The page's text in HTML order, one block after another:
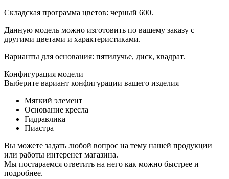
Складская программа цветов: черный 600.
Данную модель можно изготовить по вашему заказу с
другими цветами и характеристиками.
Варианты для основания: пятилучье, диск, квадрат.
Конфигурация модели
Выберите вариант конфигурации вашего изделия
Мягкий элемент
Основание кресла
Гидравлика
Пиастра
Вы можете задать любой вопрос на тему нашей продукции
или работы интеренет магазина.
Мы постараемся ответить на него как можно быстрее и
подробнее.